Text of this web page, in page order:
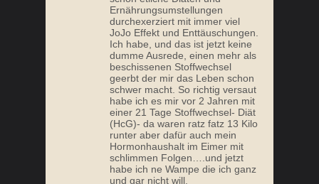
Ernährungsumstellungen
durchexerziert mit immer viel
JoJo Effekt und Enttäuschungen.
Ich habe, und das ist jetzt keine
dumme Ausrede, einen mehr als
beschissenen Stoffwechsel
geerbt der mir das Leben schon
schwer macht. So richtig versaut
habe ich es mir vor 2 Jahren mit
einer 21 Tage Stoffwechsel- Diät
(HcG)- da waren ratz fatz 13 Kilo
runter aber dafür auch mein
Hormonhaushalt im Eimer mit
schlimmen Folgen….und jetzt
habe ich ne Wampe die ich ganz
und gar nicht will.